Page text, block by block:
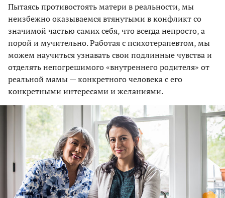
Пытаясь противостоять матери в реальности, мы
неизбежно оказываемся втянутыми в конфликт со
значимой частью самих себя, что всегда непросто, а
порой и мучительно. Работая с психотерапевтом, мы
можем научиться узнавать свои подлинные чувства и
отделять непогрешимого «внутреннего родителя» от
реальной мамы — конкретного человека с его
конкретными интересами и желаниями.